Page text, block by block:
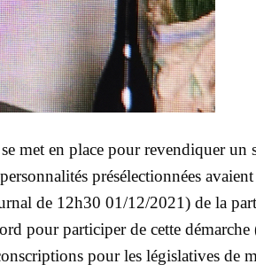
met en place pour revendiquer un
présélectionnées
de 12h30 01/12/2021) de la
pour participer de cette
pour les législatives de